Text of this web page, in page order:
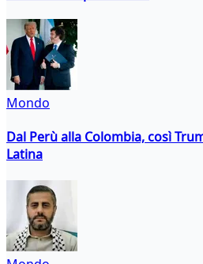
Mondo
Dal Perù alla Colombia, così
Latina